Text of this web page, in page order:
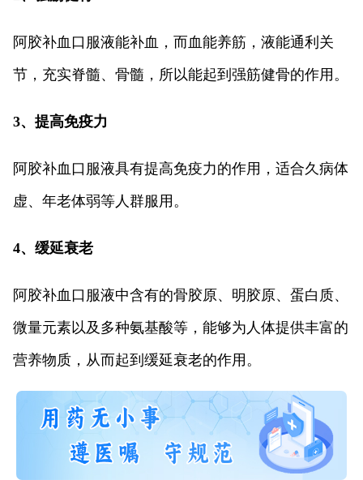
阿胶补血口服液能补血，而血能养筋，液能通利关
节，充实脊髓、骨髓，所以能起到强筋健骨的作用。
3、提高免疫力
阿胶补血口服液具有提高免疫力的作用，适合久病体
虚、年老体弱等人群服用。
4、缓延衰老
阿胶补血口服液中含有的骨胶原、明胶原、蛋白质、
微量元素以及多种氨基酸等，能够为人体提供丰富的
营养物质，从而起到缓延衰老的作用。